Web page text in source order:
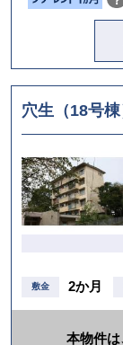
穴生（18号棟
敷金 2か月
本物件は